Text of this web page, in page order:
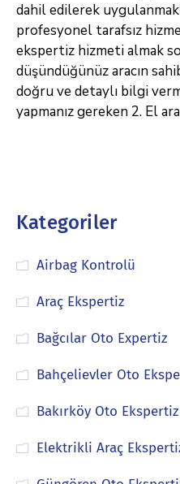
dahil edilerek
profesyonel tarafsız
ekspertiz hizmeti almak
düşündüğünüz aracın
doğru ve detaylı bilgi
yapmanız gereken 2. El
Kategoriler
Airbag Kontrolü
Araç Ekspertiz
Bağcılar Oto Expertiz
Bahçelievler Oto
Bakırköy Oto Ekspertiz
Elektrikli Araç